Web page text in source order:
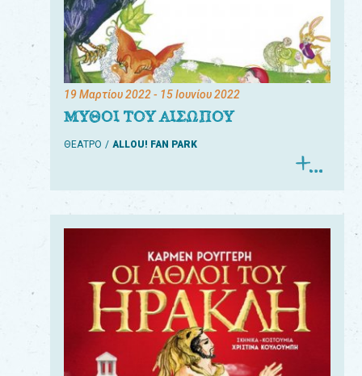
19 Μαρτίου 2022- 15 Ιουνίου 2022
ΜΥΘΟΙ ΤΟΥ ΑΙΣΩΠΟΥ
ΘΕΑΤΡΟ ALLOU! FAN PARK